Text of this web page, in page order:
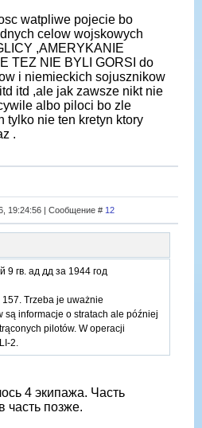
watpliwe pojecie bo
celow wojskowych
,AMERYKANIE
TEZ NIE BYLI GORSI do
i niemieckich sojusznikow
itd ,ale jak zawsze nikt nie
albo piloci bo zle
tylko nie ten kretyn ktory
.
19:24:56 | Сообщение # 12
гв. ад дд за 1944 год
Trzeba je uważnie
są informacje o stratach ale później
pilotów. W operacji
2.
4 экипажа. Часть
часть позже.